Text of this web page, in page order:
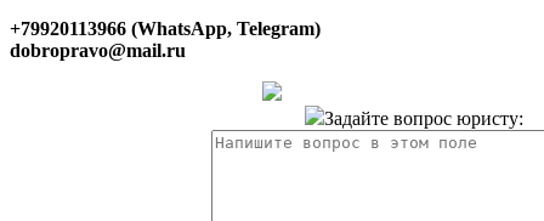
+79920113966 (WhatsApp, Telegram)
dobropravo@mail.ru
Задайте вопрос юристу: